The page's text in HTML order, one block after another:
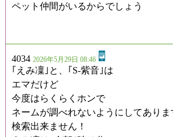
ペット仲間がいるからでしょう
4034 2026年5月29日 08:46
｢えみ凜｣と、｢S-紫音｣は
エマだけど
今度はらくらくホンで
ネームが調べれないようにしてありま
検索出来ません！